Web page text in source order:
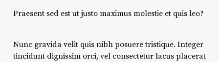
Praesent sed est ut justo maximus molestie et quis leo?
Nunc gravida velit quis nibh posuere tristique. Integer
tincidunt dignissim orci, vel consectetur lacus placerat